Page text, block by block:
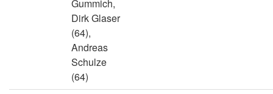
Gummich,
Dirk Glaser
(64),
Andreas
Schulze
(64)